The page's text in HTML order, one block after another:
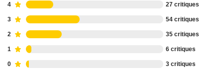
4 27 critiques
3 54 critiques
2 35 critiques
1 6 critiques
0 3 critiques